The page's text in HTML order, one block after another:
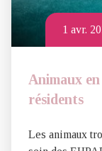
1 avr.
Animaux
résidents
Les animaux